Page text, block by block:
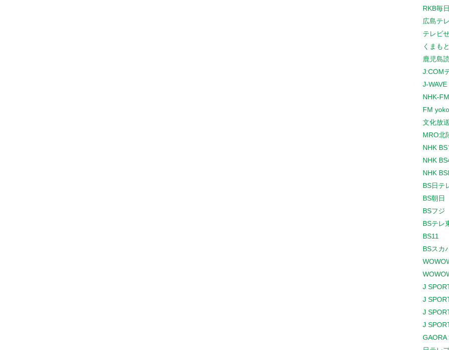
RKB毎
広島テ
テレビ
くまも
鹿児島
J:COM
J-WAVE
NHK-FM
FM
文化放送
MRO北
NHK
NHK
NHK
BS日テ
BS朝日
BSフジ
BSテレ
BS11
BSスカ
J
J
J
J
GAORA